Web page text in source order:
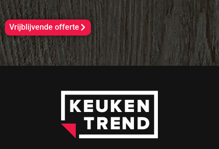
Vrijblijvende offerte